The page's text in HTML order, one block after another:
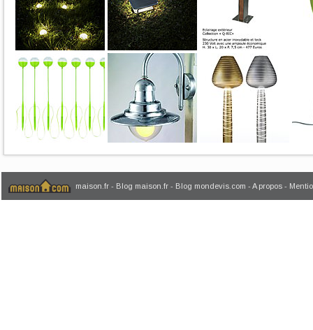
maison.fr - Blog maison.fr - Blog mondevis.com - A propos -